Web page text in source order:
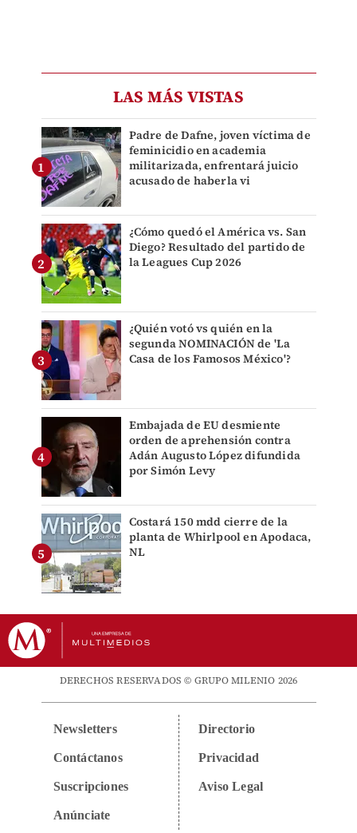
LAS MÁS VISTAS
Padre de Dafne, joven víctima de
feminicidio en academia
militarizada, enfrentará juicio
acusado de haberla vi
¿Cómo quedó el América vs. San
Diego? Resultado del partido de
la Leagues Cup 2026
¿Quién votó vs quién en la
segunda NOMINACIÓN de 'La
Casa de los Famosos México'?
Embajada de EU desmiente
orden de aprehensión contra
Adán Augusto López difundida
por Simón Levy
Costará 150 mdd cierre de la
planta de Whirlpool en Apodaca,
NL
DERECHOS RESERVADOS © GRUPO MILENIO 2026
Newsletters
Contáctanos
Suscripciones
Anúnciate
Directorio
Privacidad
Aviso Legal